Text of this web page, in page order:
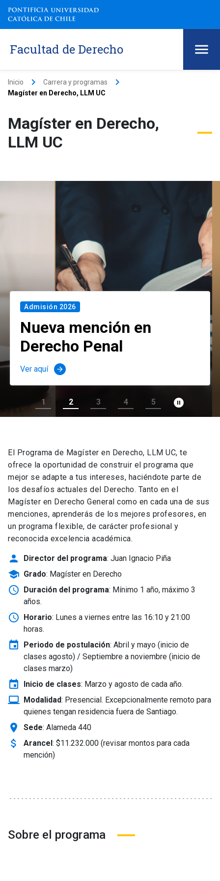
Facultad de Derecho
Inicio keyboard_arrow_right Carrera y programas keyboard_arrow_right
Magíster en Derecho, LLM UC
Magíster en Derecho,
LLM UC
Admisión 2026
Nueva mención en
Derecho Penal
Ver aquí arrow_forward
1 2 3 4 5 pause_circle_filled
El Programa de Magíster en Derecho, LLM UC, te
ofrece la oportunidad de construir el programa que
mejor se adapte a tus intereses, haciéndote parte de
los desafíos actuales del Derecho. Tanto en el
Magíster en Derecho General como en cada una de sus
menciones, aprenderás de los mejores profesores, en
un programa flexible, de carácter profesional y
reconocida excelencia académica.
person Director del programa: Juan Ignacio Piña
school Grado: Magíster en Derecho
schedule Duración del programa: Mínimo 1 año, máximo 3
años.
schedule Horario: Lunes a viernes entre las 16:10 y 21:00
horas.
event Periodo de postulación: Abril y mayo (inicio de
clases agosto) / Septiembre a noviembre (inicio de
clases marzo)
event Inicio de clases: Marzo y agosto de cada año.
laptop_windows Modalidad: Presencial. Excepcionalmente remoto para
quienes tengan residencia fuera de Santiago.
location_on Sede: Alameda 440
attach_money Arancel: $11.232.000 (revisar montos para cada
mención)
Sobre el programa